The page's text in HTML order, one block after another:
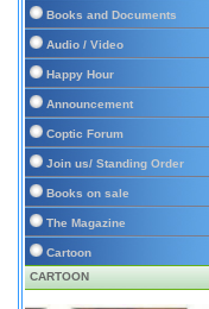
Books and Documents
Audio / Video
Happy Hour
Announcement
Coptic Forum
Join us/ Standing Order
Books on sale
The Magazine
Cartoon
CARTOON